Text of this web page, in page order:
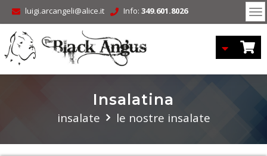
luigi.arcangeli@alice.it Info: 349.601.8026
Insalatina
insalate le nostre insalate